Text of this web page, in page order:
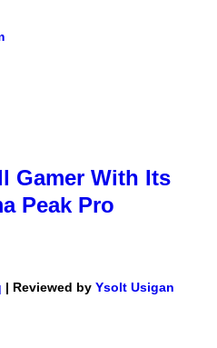
Gamer With Its
Peak Pro
| Reviewed by Ysolt Usigan